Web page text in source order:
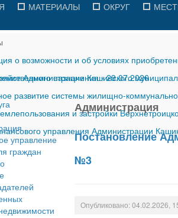
МАТЕРИАЛЫ ОКРУГ
о возможности и об условиях
назначения-29.07.2026
Администрации Кашинского
развитие системы жилищно-
и застройки
управления Администрации
управление
граждан
Администрация
Постановление
№3
Опубликовано: 04.02.2026,